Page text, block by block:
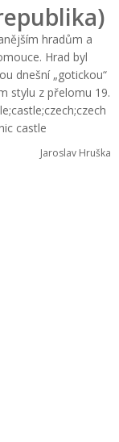
hradům a
Hrad byl
dnešní „gotickou“
stylu z přelomu 19.
castle
Jaroslav Hruška